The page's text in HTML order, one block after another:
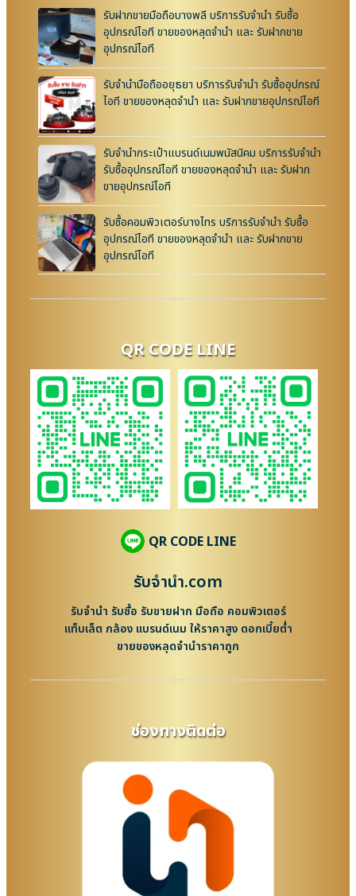
รับฝากขายมือถือบางพลี บริการรับจำนำ รับซื้อ
อุปกรณ์ไอที ขายของหลุดจำนำ และ รับฝากขาย
อุปกรณ์ไอที
รับจำนำมือถืออยุธยา บริการรับจำนำ รับซื้ออุปกรณ์
ไอที ขายของหลุดจำนำ และ รับฝากขายอุปกรณ์ไอที
รับจำนำกระเป๋าแบรนด์เนมพนัสนิคม บริการรับจำนำ
รับซื้ออุปกรณ์ไอที ขายของหลุดจำนำ และ รับฝาก
ขายอุปกรณ์ไอที
รับซื้อคอมพิวเตอร์บางไทร บริการรับจำนำ รับซื้อ
อุปกรณ์ไอที ขายของหลุดจำนำ และ รับฝากขาย
อุปกรณ์ไอที
QR CODE LINE
QR CODE LINE
รับจํานํา.com
รับจำนำ รับซื้อ รับขายฝาก มือถือ คอมพิวเตอร์
แท็บเล็ต กล้อง แบรนด์เนม ให้ราคาสูง ดอกเบี้ยต่ำ
ขายของหลุดจำนำราคาถูก
ช่องทางติดต่อ